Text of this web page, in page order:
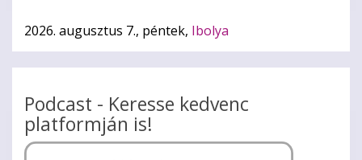
2026. augusztus 7., péntek, Ibolya
Podcast - Keresse kedvenc
platformján is!